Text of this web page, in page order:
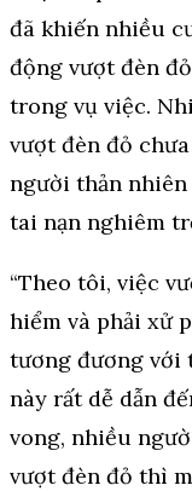
đã khiến nhiều
động vượt đèn
trong vụ việc.
vượt đèn đỏ
người thản
tai nạn nghiêm
“Theo tôi, việc
hiểm và phải xử
tương đương với
này rất dễ dẫn
vong, nhiều
vượt đèn đỏ thì